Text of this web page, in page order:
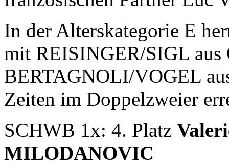
In der Alterskategorie E
mit REISINGER/SIGL aus
BERTAGNOLI/VOGEL
Zeiten im Doppelzweier
SCHWB 1x: 4. Platz
MILODANOVIC